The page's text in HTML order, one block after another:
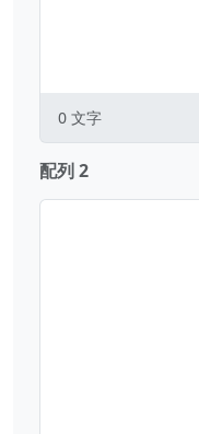
0 文字
配列 2